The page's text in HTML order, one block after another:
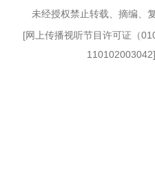
未经授权禁止转载、摘编、
[网上传播视听节目许可证（